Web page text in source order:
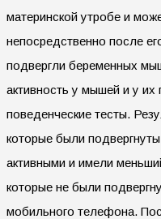
материнской утробе и
непосредственно после
подвергли беременных
активность у мышей и у
поведенческие тесты.
которые были
активными и имели
которые не были
мобильного телефона.